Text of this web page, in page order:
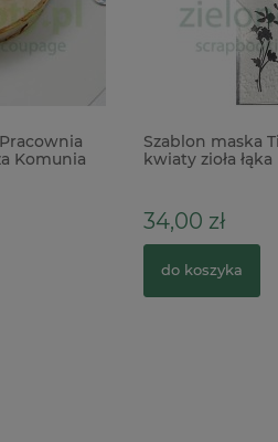
Szablon maska Tim Holtz
kwiaty zioła łąka